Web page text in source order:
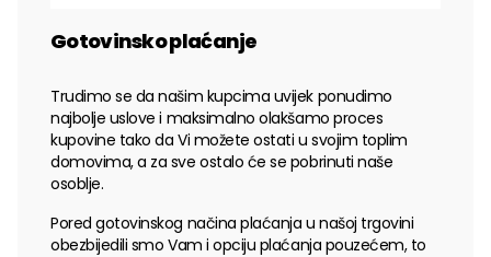
Gotovinsko plaćanje
Trudimo se da našim kupcima uvijek ponudimo
najbolje uslove i maksimalno olakšamo proces
kupovine tako da Vi možete ostati u svojim toplim
domovima, a za sve ostalo će se pobrinuti naše
osoblje.
Pored gotovinskog načina plaćanja u našoj trgovini
obezbijedili smo Vam i opciju plaćanja pouzećem, to